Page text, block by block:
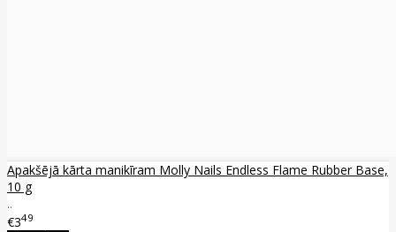
Apakšējā kārta manikīram Molly Nails Endless Flame Rubber Base,
10 g
..
€349